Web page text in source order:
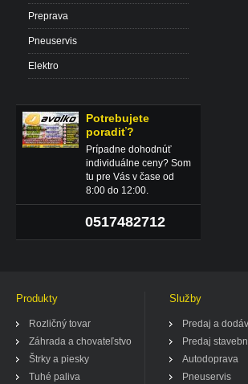
Preprava
Pneuservis
Elektro
Potrebujete
poradiť?
Prípadne dohodnúť
individuálne ceny? Som
tu pre Vás v čase od
8:00 do 12:00.
0517482712
Produkty
Rozličný tovar
Záhrada a chovateľstvo
Štrky a piesky
Tuhé paliva
Služby
Predaj a
Predaj
Autodoprava
Pneuservis